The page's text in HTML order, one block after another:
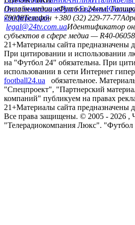
Лига чемпионовЛига Европы
конференций
Онлайн-медиа «Футбол 24»пл.
79008Телефон +380 (32) 229-77-77
legal@24tv.com.uaИдентификатор
субъектов в сфере медиа — R40-06058
21+Материалы сайта предназначены
При цитировании и использовании
на "Футбол 24" обязательна. При
использовании в сети Интернет
football24.ua
обязательное.
"Спецпроект", "Партнерский
компаний" публикуем на правах
21+Материалы сайта предназначены
Все права защищены. © 2005 - 2026 ,
"Телерадиокомпания Люкс". "Футбол